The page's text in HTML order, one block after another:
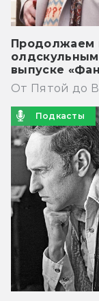
Продолжаем
выпуске
От Пятой до
Подкасты